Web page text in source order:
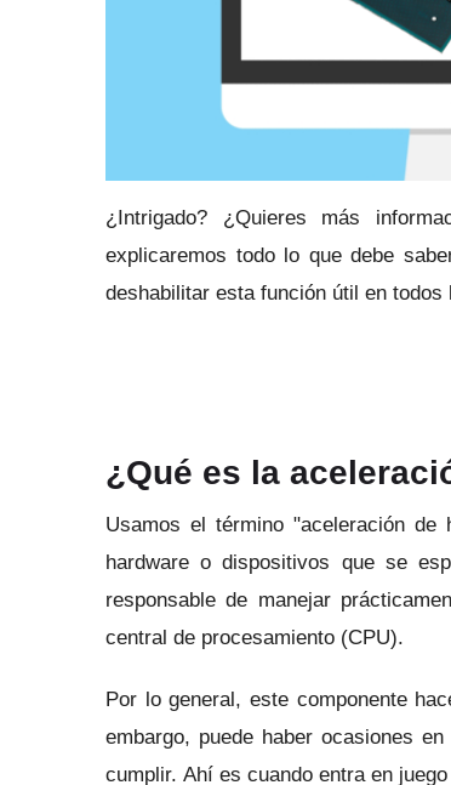
¿Intrigado? ¿Quieres más
explicaremos todo lo que debe
deshabilitar esta función útil en todos
¿Qué es la
Usamos el término "aceleración
hardware o dispositivos que se
responsable de manejar
central de procesamiento (CPU).
Por lo general, este componente
embargo, puede haber ocasiones
cumplir. Ahí es cuando entra en